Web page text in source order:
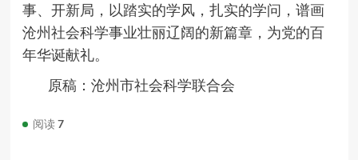
事、开新局，以踏实的学风，扎实的学问，谱画
沧州社会科学事业壮丽辽阔的新篇章，为党的百
年华诞献礼。
原稿：沧州市社会科学联合会
阅读7